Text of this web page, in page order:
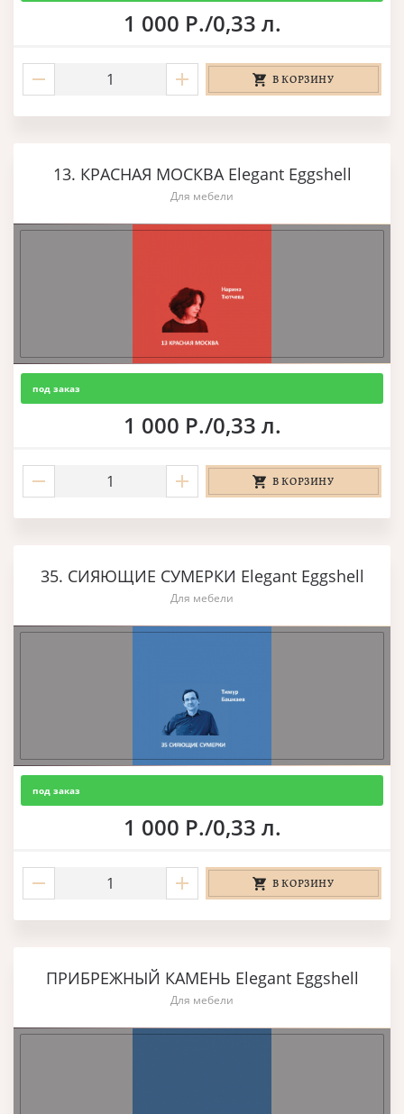
1 000 Р./0,33 л.
В КОРЗИНУ
13. КРАСНАЯ МОСКВА Elegant Eggshell
Для мебели
под заказ
1 000 Р./0,33 л.
В КОРЗИНУ
35. СИЯЮЩИЕ СУМЕРКИ Elegant Eggshell
Для мебели
под заказ
1 000 Р./0,33 л.
В КОРЗИНУ
ПРИБРЕЖНЫЙ КАМЕНЬ Elegant Eggshell
Для мебели